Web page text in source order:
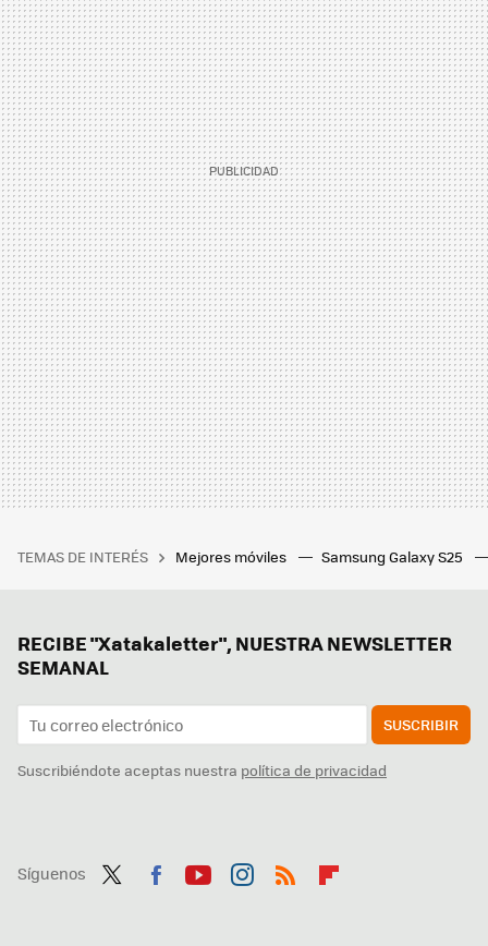
TEMAS DE INTERÉS Mejores móviles Samsung Galaxy S25
RECIBE "Xatakaletter", NUESTRA NEWSLETTER
SEMANAL
SUSCRIBIR
Suscribiéndote aceptas nuestra política de privacidad
Síguenos